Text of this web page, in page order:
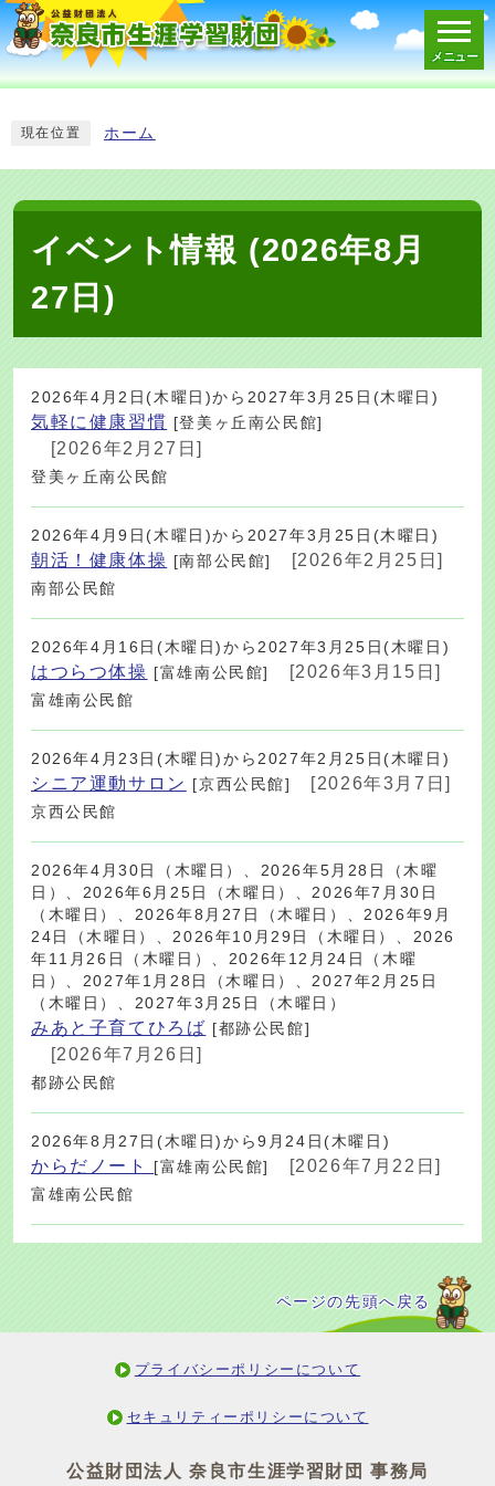
メニュー
現在位置 ホーム
イベント情報 (2026年8月
27日)
2026年4月2日(木曜日)から2027年3月25日(木曜日)
気軽に健康習慣 [登美ヶ丘南公民館]
[2026年2月27日]
登美ヶ丘南公民館
2026年4月9日(木曜日)から2027年3月25日(木曜日)
朝活！健康体操 [南部公民館] [2026年2月25日]
南部公民館
2026年4月16日(木曜日)から2027年3月25日(木曜日)
はつらつ体操 [富雄南公民館] [2026年3月15日]
富雄南公民館
2026年4月23日(木曜日)から2027年2月25日(木曜日)
シニア運動サロン [京西公民館] [2026年3月7日]
京西公民館
2026年4月30日（木曜日）、2026年5月28日（木曜
日）、2026年6月25日（木曜日）、2026年7月30日
（木曜日）、2026年8月27日（木曜日）、2026年9月
24日（木曜日）、2026年10月29日（木曜日）、2026
年11月26日（木曜日）、2026年12月24日（木曜
日）、2027年1月28日（木曜日）、2027年2月25日
（木曜日）、2027年3月25日（木曜日）
みあと子育てひろば [都跡公民館]
[2026年7月26日]
都跡公民館
2026年8月27日(木曜日)から9月24日(木曜日)
からだノート [富雄南公民館] [2026年7月22日]
富雄南公民館
ページの先頭へ戻る
プライバシーポリシーについて
セキュリティーポリシーについて
公益財団法人 奈良市生涯学習財団 事務局